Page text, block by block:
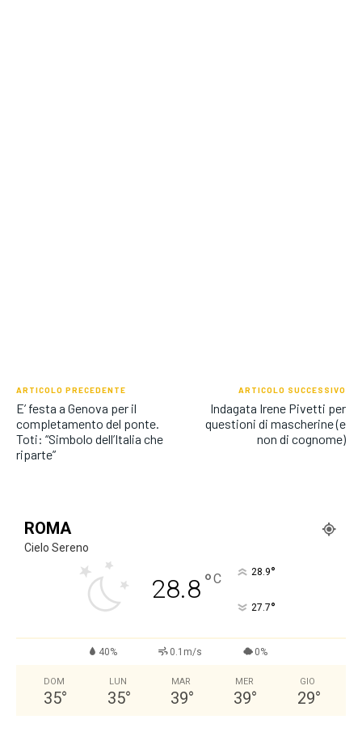
ARTICOLO PRECEDENTE
E’ festa a Genova per il
completamento del ponte.
Toti: “Simbolo dell’Italia che
riparte”
ARTICOLO SUCCESSIVO
Indagata Irene Pivetti per
questioni di mascherine (e
non di cognome)
ROMA
Cielo Sereno
28.8°C 28.9°
27.7°
40% 0.1m/s 0%
DOM
35°
LUN
35°
MAR
39°
MER
39°
GIO
29°